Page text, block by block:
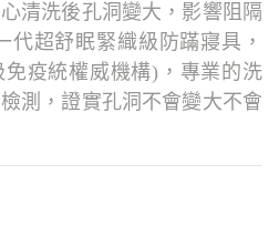
清洗後孔洞變大，影響阻隔
代超舒眠緊織級防蹣寢具，
疫統權威機構)，專業的洗
測，證實孔洞不會變大不會